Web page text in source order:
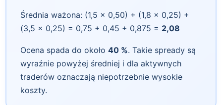
Średnia ważona: (1,5 × 0,50) + (1,8 × 0,25) +
(3,5 × 0,25) = 0,75 + 0,45 + 0,875 = 2,08
Ocena spada do około 40 %. Takie spready są
wyraźnie powyżej średniej i dla aktywnych
traderów oznaczają niepotrzebnie wysokie
koszty.